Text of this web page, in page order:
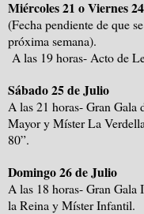
Miércoles 21 o Viernes
(Fecha pendiente de que
próxima semana).
A las 19 horas- Acto de
Sábado 25 de Julio
A las 21 horas- Gran Gala
Mayor y Míster La
80”.
Domingo 26 de Julio
A las 18 horas- Gran
la Reina y Míster Infantil.